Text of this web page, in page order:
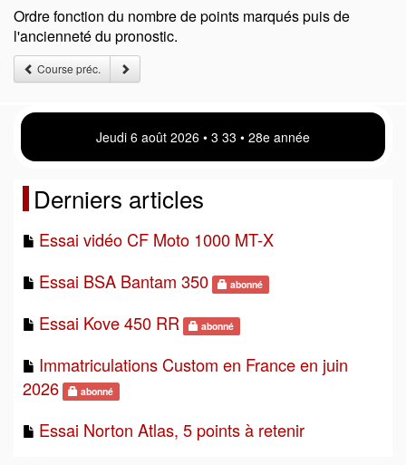
Ordre fonction du nombre de points marqués puis de
l'ancienneté du pronostic.
Course préc.
Jeudi 6 août 2026 • 3:33 • 28e année
Derniers articles
Essai vidéo CF Moto 1000 MT-X
Essai BSA Bantam 350
abonné
Essai Kove 450 RR abonné
Immatriculations Custom en France en juin
2026
abonné
Essai Norton Atlas, 5 points à retenir